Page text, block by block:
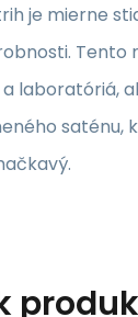
je mierne
Tento
laboratóriá,
saténu,